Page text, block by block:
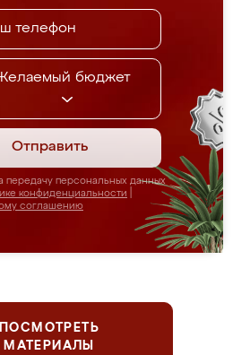
бюджет
Отправить
передачу персональных данных
конфиденциальности
соглашению
ПОСМОТРЕТЬ
МАТЕРИАЛЫ